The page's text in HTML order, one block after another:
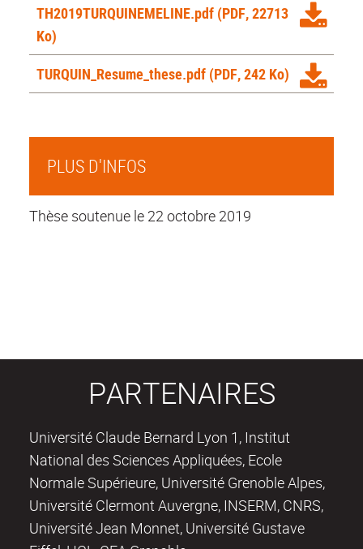
TH2019TURQUINEMELINE.pdf (PDF, 22713
Ko)
TURQUIN_Resume_these.pdf (PDF, 242 Ko)
PLUS D'INFOS
Thèse soutenue le 22 octobre 2019
PARTENAIRES
Université Claude Bernard Lyon 1, Institut
National des Sciences Appliquées, Ecole
Normale Supérieure, Université Grenoble Alpes,
Université Clermont Auvergne, INSERM, CNRS,
Université Jean Monnet, Université Gustave